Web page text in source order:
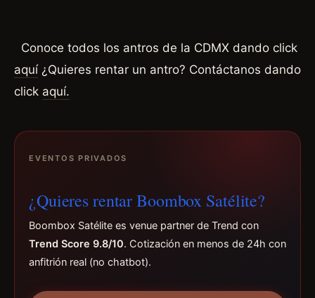
Conoce todos los antros de la CDMX dando click
aquí ¿Quieres rentar un antro? Contáctanos dando
click aquí.
EVENTOS PRIVADOS
¿Quieres rentar Boombox Satélite?
Boombox Satélite es venue partner de Trend con
Trend Score 9.8/10. Cotización en menos de 24h con
anfitrión real (no chatbot).